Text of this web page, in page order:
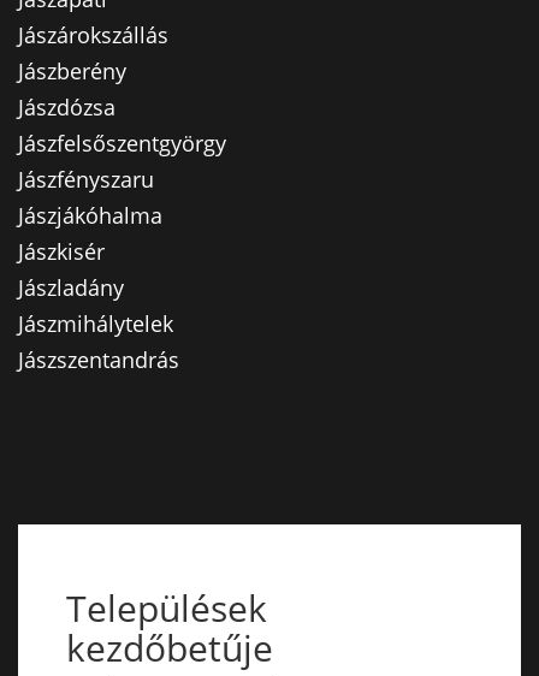
Jászárokszállás
Jászberény
Jászdózsa
Jászfelsőszentgyörgy
Jászfényszaru
Jászjákóhalma
Jászkisér
Jászladány
Jászmihálytelek
Jászszentandrás
Települések
kezdőbetűje